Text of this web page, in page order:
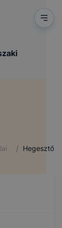
/ Hegesztő